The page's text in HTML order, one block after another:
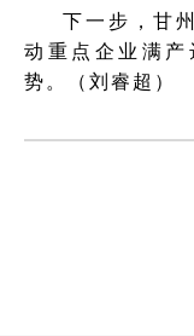
下一步，甘
动重点企业满
势。（刘睿超）